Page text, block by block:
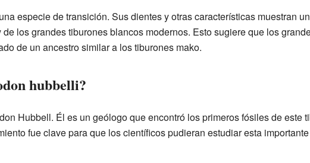
especie de transición. Sus dientes y otras características muestran
los grandes tiburones blancos modernos. Esto sugiere que los
de un ancestro similar a los tiburones mako.
hubbelli?
Hubbell. Él es un geólogo que encontró los primeros fósiles de este
fue clave para que los científicos pudieran estudiar esta